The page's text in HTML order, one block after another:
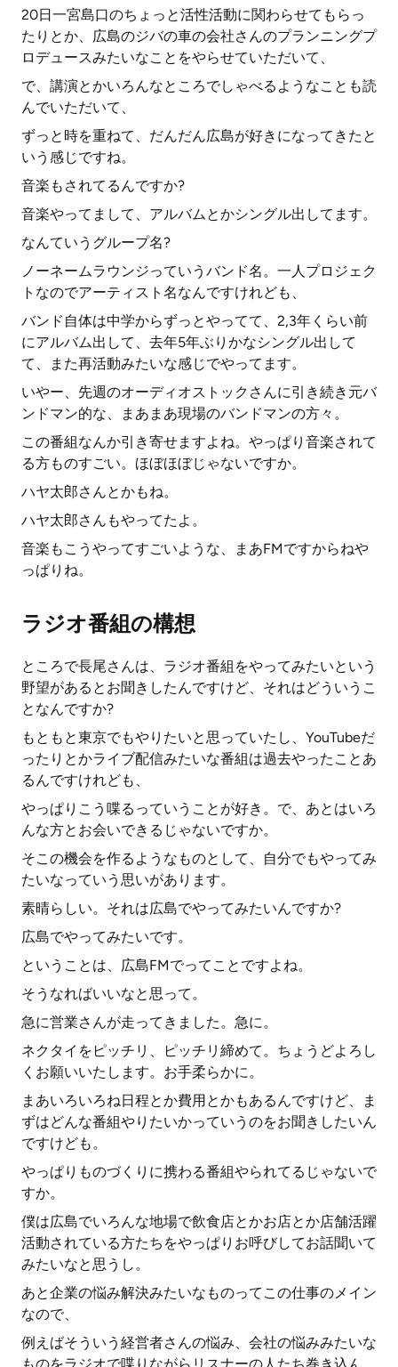
20日一宮島口のちょっと活性活動に関わらせてもらっ
たりとか、広島のジバの車の会社さんのプランニングプ
ロデュースみたいなことをやらせていただいて、
で、講演とかいろんなところでしゃべるようなことも読
んでいただいて、
ずっと時を重ねて、だんだん広島が好きになってきたと
いう感じですね。
音楽もされてるんですか?
音楽やってまして、アルバムとかシングル出してます。
なんていうグループ名?
ノーネームラウンジっていうバンド名。一人プロジェク
トなのでアーティスト名なんですけれども、
バンド自体は中学からずっとやってて、2,3年くらい前
にアルバム出して、去年5年ぶりかなシングル出して
て、また再活動みたいな感じでやってます。
いやー、先週のオーディオストックさんに引き続き元バ
ンドマン的な、まあまあ現場のバンドマンの方々。
この番組なんか引き寄せますよね。やっぱり音楽されて
る方ものすごい。ほぼほぼじゃないですか。
ハヤ太郎さんとかもね。
ハヤ太郎さんもやってたよ。
音楽もこうやってすごいような、まあFMですからねや
っぱりね。
ラジオ番組の構想
ところで長尾さんは、ラジオ番組をやってみたいという
野望があるとお聞きしたんですけど、それはどういうこ
となんですか?
もともと東京でもやりたいと思っていたし、YouTubeだ
ったりとかライブ配信みたいな番組は過去やったことあ
るんですけれども、
やっぱりこう喋るっていうことが好き。で、あとはいろ
んな方とお会いできるじゃないですか。
そこの機会を作るようなものとして、自分でもやってみ
たいなっていう思いがあります。
素晴らしい。それは広島でやってみたいんですか?
広島でやってみたいです。
ということは、広島FMでってことですよね。
そうなればいいなと思って。
急に営業さんが走ってきました。急に。
ネクタイをピッチリ、ピッチリ締めて。ちょうどよろし
くお願いいたします。お手柔らかに。
まあいろいろね日程とか費用とかもあるんですけど、ま
ずはどんな番組やりたいかっていうのをお聞きしたいん
ですけども。
やっぱりものづくりに携わる番組やられてるじゃないで
すか。
僕は広島でいろんな地場で飲食店とかお店とか店舗活躍
活動されている方たちをやっぱりお呼びしてお話聞いて
みたいなと思うし。
あと企業の悩み解決みたいなものってこの仕事のメイン
なので、
例えばそういう経営者さんの悩み、会社の悩みみたいな